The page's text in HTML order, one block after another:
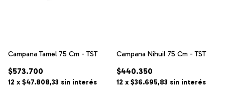
Campana Tamel 75 Cm - TST
$573.700
12 x $47.808,33 sin interés
Campana Nihuil 75 Cm - TST
$440.350
12 x $36.695,83 sin interés